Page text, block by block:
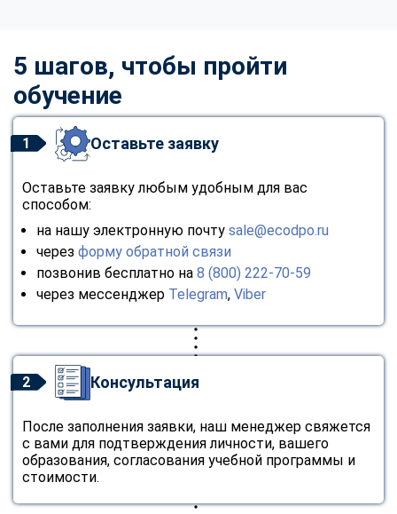
5 шагов, чтобы пройти
обучение
1 Оставьте заявку
Оставьте заявку любым удобным для вас
способом:
на нашу электронную почту sale@ecodpo.ru
через форму обратной связи
позвонив бесплатно на 8 (800) 222-70-59
через мессенджер Telegram, Viber
2 Консультация
После заполнения заявки, наш менеджер свяжется
с вами для подтверждения личности, вашего
образования, согласования учебной программы и
стоимости.